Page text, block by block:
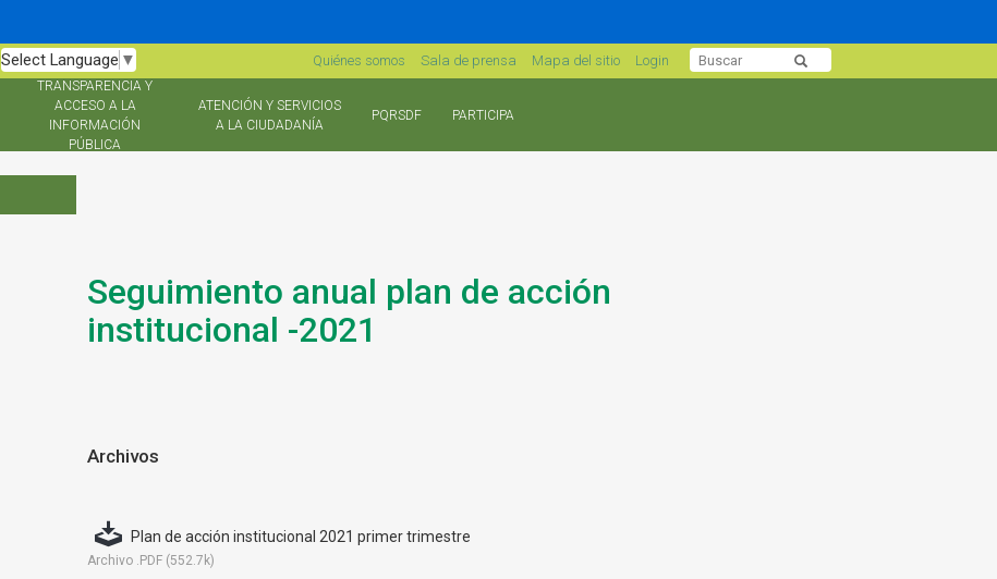
Select Language ▼ Quiénes somos Sala de prensa Mapa del sitio Login
TRANSPARENCIA Y
ACCESO A LA
INFORMACIÓN
PÚBLICA
ATENCIÓN Y SERVICIOS
A LA CIUDADANÍA
PQRSDF PARTICIPA
Seguimiento anual plan de acción
institucional -2021
Archivos
Plan de acción institucional 2021 primer trimestre
Archivo .PDF (552.7k)